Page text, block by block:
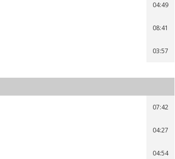
04:49
08:41
03:57
07:42
04:27
04:54